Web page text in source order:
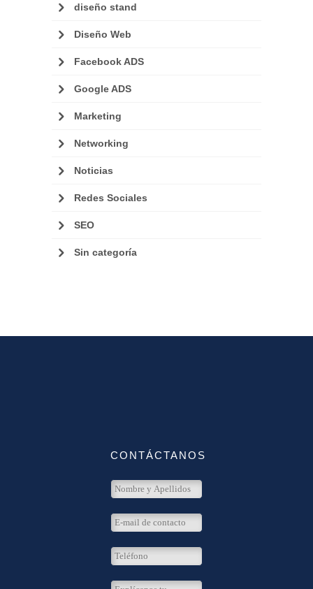
diseño stand
Diseño Web
Facebook ADS
Google ADS
Marketing
Networking
Noticias
Redes Sociales
SEO
Sin categoría
CONTÁCTANOS